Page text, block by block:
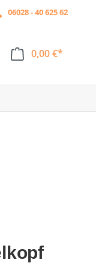
06028 - 40 625 62
0,00 €*